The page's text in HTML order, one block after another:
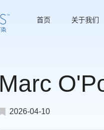
首页 关于我们
Marc
2026-04-10